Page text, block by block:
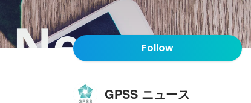
Follow
GPSS ニュース